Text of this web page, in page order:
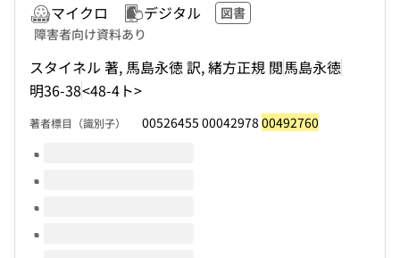
マイクロ デジタル
図書
障害者向け資料あり
スタイネル 著, 馬島永徳 訳, 緒方正規 閲馬島永徳
明36-38<48-4ト>
著者標目（識別子） 00526455 00042978 00492760
このタイトルの巻号